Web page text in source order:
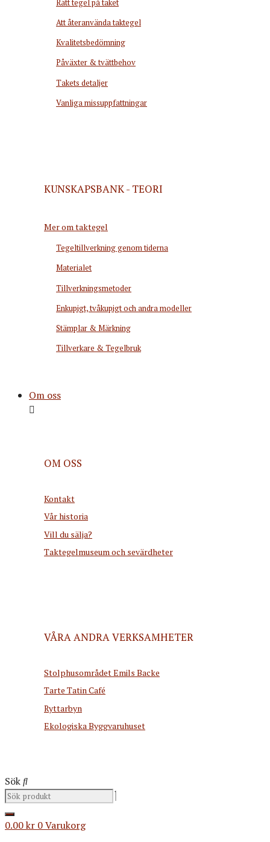
Att återanvända taktegel
Kvalitetsbedömning
Påväxter & tvättbehov
Takets detaljer
Vanliga missuppfattningar
KUNSKAPSBANK - TEORI
Mer om taktegel
Tegeltillverkning genom tiderna
Materialet
Tillverkningsmetoder
Enkupigt, tvåkupigt och andra modeller
Stämplar & Märkning
Tillverkare & Tegelbruk
Om oss
OM OSS
Kontakt
Vår historia
Vill du sälja?
Taktegelmuseum och sevärdheter
VÅRA ANDRA VERKSAMHETER
Stolphusområdet Emils Backe
Tarte Tatin Café
Ryttarbyn
Ekologiska Byggvaruhuset
Sök
0.00kr 0Varukorg